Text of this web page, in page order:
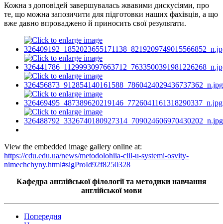
Кожна з доповідей завершувалась жвавими дискусіями, про
те, що можна запозичити для підготовки наших фахівців, а що
вже давно впроваджено й приносить свої результати.
View the embedded image gallery online at:
https://cdu.edu.ua/news/metodolohiia-clil-u-systemi-osvity-
nimechchyny.html#sigProId92f8250328
Кафедра англійської філології та методики навчання
англійської мови
Попередня